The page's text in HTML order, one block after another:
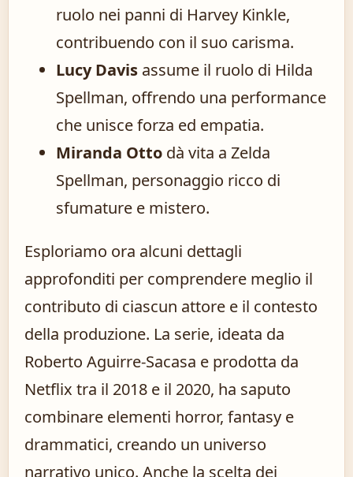
ruolo nei panni di Harvey Kinkle,
contribuendo con il suo carisma.
Lucy Davis assume il ruolo di Hilda
Spellman, offrendo una performance
che unisce forza ed empatia.
Miranda Otto dà vita a Zelda
Spellman, personaggio ricco di
sfumature e mistero.
Esploriamo ora alcuni dettagli
approfonditi per comprendere meglio il
contributo di ciascun attore e il contesto
della produzione. La serie, ideata da
Roberto Aguirre-Sacasa e prodotta da
Netflix tra il 2018 e il 2020, ha saputo
combinare elementi horror, fantasy e
drammatici, creando un universo
narrativo unico. Anche la scelta dei